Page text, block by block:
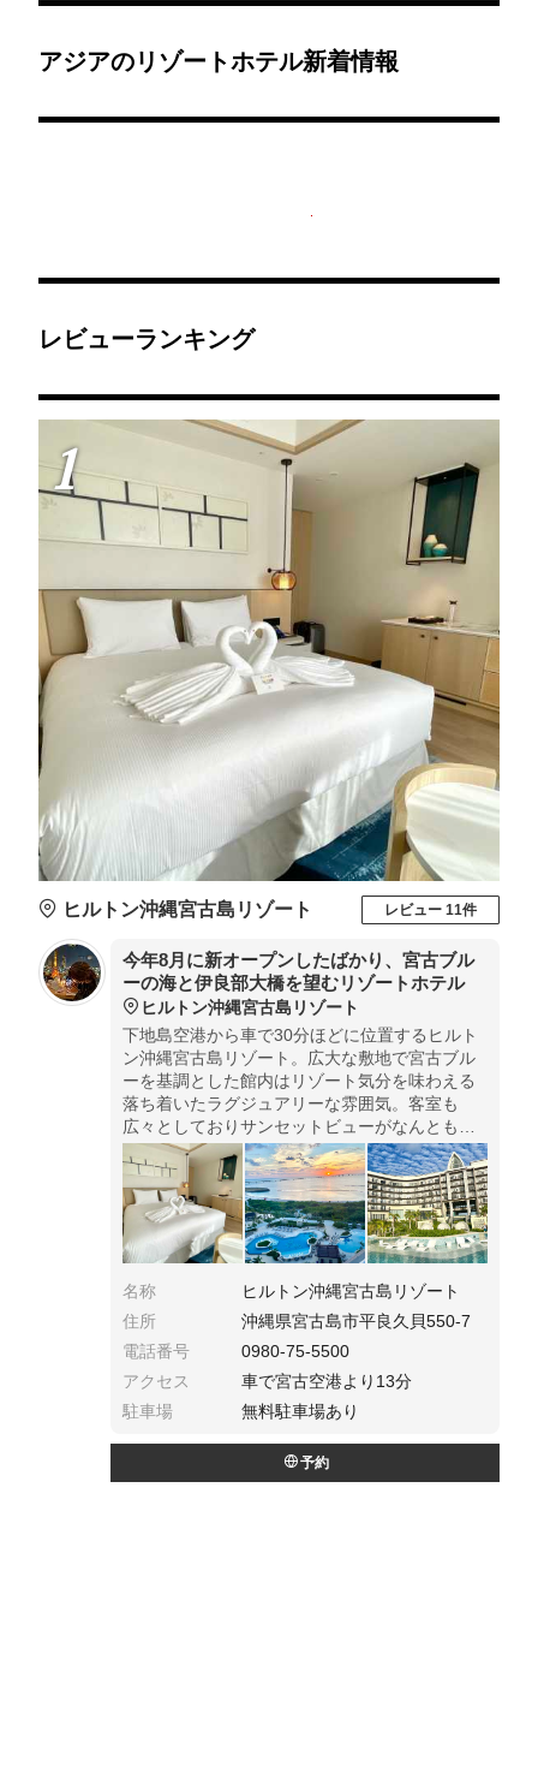
アジアのリゾートホテル新着情報
レビューランキング
1
ヒルトン沖縄宮古島リゾート レビュー 11件
今年8月に新オープンしたばかり、宮古ブル
ーの海と伊良部大橋を望むリゾートホテル
ヒルトン沖縄宮古島リゾート
下地島空港から車で30分ほどに位置するヒルト
ン沖縄宮古島リゾート。広大な敷地で宮古ブル
ーを基調とした館内はリゾート気分を味わえる
落ち着いたラグジュアリーな雰囲気。客室も
広々としておりサンセットビューがなんとも美
しい。プール、キッズスペース、レストラン、
ルーフトップバーなど館内だけで楽しめる施設
がたくさんで大満喫でした。
名称
ヒルトン沖縄宮古島リゾート
住所
沖縄県宮古島市平良久貝550-7
電話番号
0980-75-5500
アクセス
車で宮古空港より13分
駐車場
無料駐車場あり
予約